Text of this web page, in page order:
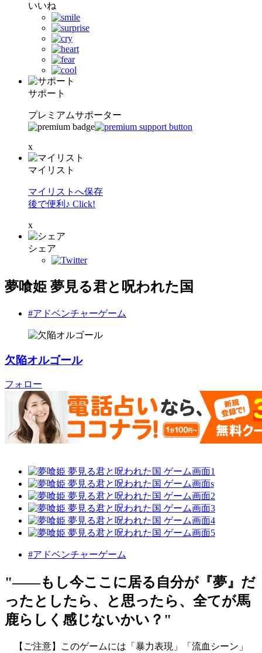
いいね
サポート
プレミアムサポーター
x
マイリスト
マイリストへ保存
後で便利♪ Click!
x
シェア
夢喰姫 夢見る君と呪われた国
#アドベンチャーゲーム
欠陥オルゴール
フォロー
#アドベンチャーゲーム
"――もし今ここに居る自分が『夢』だ
ったとしたら、と思ったら、全てが馬
鹿らしく感じないかい？"
【ご注意】このゲームには「暴力表現」「流血シーン」